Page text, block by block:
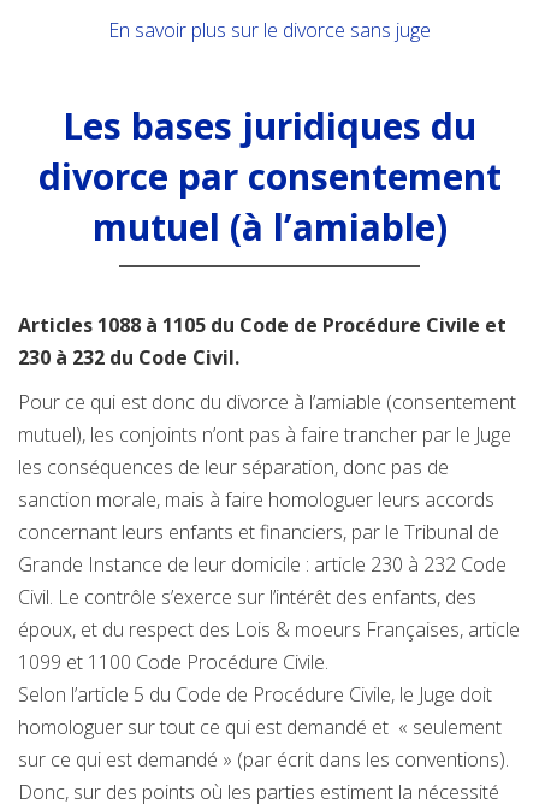
En savoir plus sur le divorce sans juge
Les bases juridiques du
divorce par consentement
mutuel (à l’amiable)
Articles 1088 à 1105 du Code de Procédure Civile et
230 à 232 du Code Civil.
Pour ce qui est donc du divorce à l’amiable (consentement
mutuel), les conjoints n’ont pas à faire trancher par le Juge
les conséquences de leur séparation, donc pas de
sanction morale, mais à faire homologuer leurs accords
concernant leurs enfants et financiers, par le Tribunal de
Grande Instance de leur domicile : article 230 à 232 Code
Civil. Le contrôle s’exerce sur l’intérêt des enfants, des
époux, et du respect des Lois & moeurs Françaises, article
1099 et 1100 Code Procédure Civile.
Selon l’article 5 du Code de Procédure Civile, le Juge doit
homologuer sur tout ce qui est demandé et « seulement
sur ce qui est demandé » (par écrit dans les conventions).
Donc, sur des points où les parties estiment la nécessité